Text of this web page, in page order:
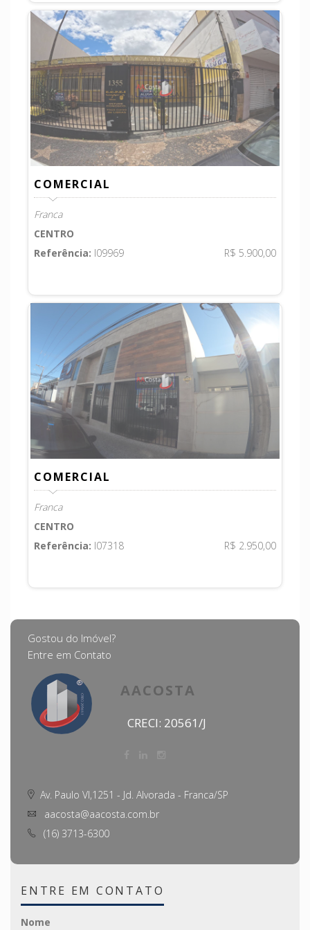
COMERCIAL
Franca
CENTRO
Referência: I09969 R$ 5.900,00
COMERCIAL
Franca
CENTRO
Referência: I07318 R$ 2.950,00
Gostou do Imóvel?
Entre em Contato
AACOSTA
CRECI: 20561/J
Av. Paulo VI,1251 - Jd. Alvorada - Franca/SP
aacosta@aacosta.com.br
(16) 3713-6300
ENTRE EM CONTATO
Nome